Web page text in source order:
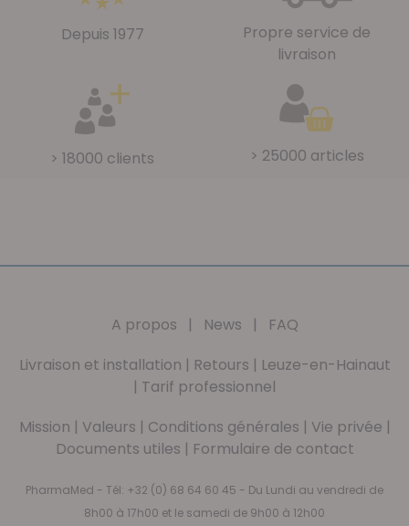
Depuis 1977
Propre service de
livraison
> 18000 clients > 25000 articles
A propos | News |
FAQ
Livraison et installation | Retours | Leuze-en-Hainaut
| Tarif professionnel
Mission | Valeurs | Conditions générales | Vie privée |
Documents utiles | Formulaire de contact
PharmaMed - Tél: +32 (0) 68 64 60 45 - Du Lundi au vendredi de
8h00 à 17h00 et le samedi de 9h00 à 12h00